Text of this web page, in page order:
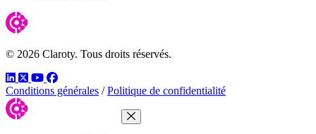
© 2026 Claroty. Tous droits réservés.
LinkedIn
TwitterYouTube
Facebook
Conditions générales / Politique de confidentialité
Fermer le menu